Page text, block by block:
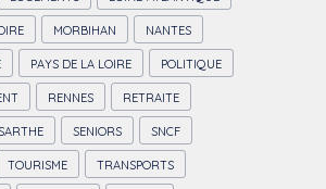
MORBIHAN NANTES
PAYS DE LA LOIRE POLITIQUE
RENNES RETRAITE
SENIORS SNCF
TOURISME TRANSPORTS